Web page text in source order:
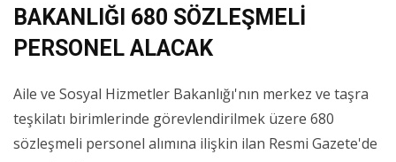
BAKANLIĞI 680 SÖZLEŞMELİ
PERSONEL ALACAK
Aile ve Sosyal Hizmetler Bakanlığı'nın merkez ve taşra
teşkilatı birimlerinde görevlendirilmek üzere 680
sözleşmeli personel alımına ilişkin ilan Resmi Gazete'de